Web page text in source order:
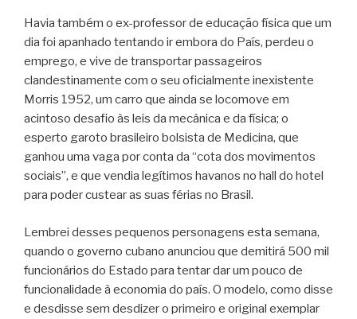
Havia também o ex-professor de educação física que um
dia foi apanhado tentando ir embora do País, perdeu o
emprego, e vive de transportar passageiros
clandestinamente com o seu oficialmente inexistente
Morris 1952, um carro que ainda se locomove em
acintoso desafio às leis da mecânica e da física; o
esperto garoto brasileiro bolsista de Medicina, que
ganhou uma vaga por conta da “cota dos movimentos
sociais”, e que vendia legítimos havanos no hall do hotel
para poder custear as suas férias no Brasil.
Lembrei desses pequenos personagens esta semana,
quando o governo cubano anunciou que demitirá 500 mil
funcionários do Estado para tentar dar um pouco de
funcionalidade à economia do país. O modelo, como disse
e desdisse sem desdizer o primeiro e original exemplar